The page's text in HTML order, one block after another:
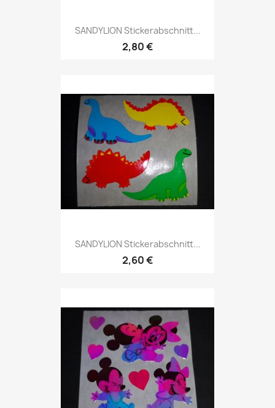
SANDYLION Stickerabschnitt...
2,80 €
SANDYLION Stickerabschnitt...
2,60 €